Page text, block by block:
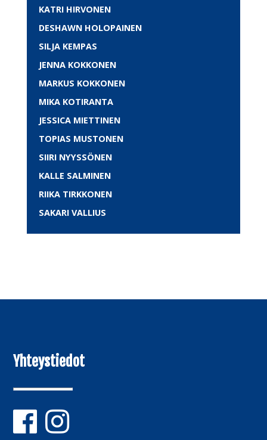
KATRI HIRVONEN
DESHAWN HOLOPAINEN
SILJA KEMPAS
JENNA KOKKONEN
MARKUS KOKKONEN
MIKA KOTIRANTA
JESSICA MIETTINEN
TOPIAS MUSTONEN
SIIRI NYYSSÖNEN
KALLE SALMINEN
RIIKA TIRKKONEN
SAKARI VALLIUS
Yhteystiedot